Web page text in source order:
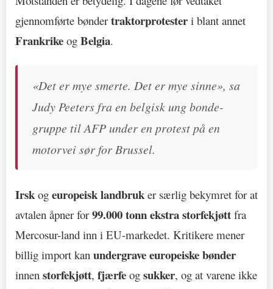
gjennomførte bøndertraktorprotester i blant annet
Frankrike og Belgia.
«Det er mye smerte. Det er mye sinne», sa
Judy Peeters fra en belgisk ung bonde-
gruppe til AFP under en protest på en
motorvei sør for Brussel.
Irsk og europeisk landbruk er særlig bekymret for at
avtalen åpner for99.000 tonn ekstra storfekjøtt fra
Mercosur-land inn i EU-markedet. Kritikere mener
billig import kan undergrave europeiske bønder
innen storfekjøtt, fjærfe og sukker, og at varene ikke